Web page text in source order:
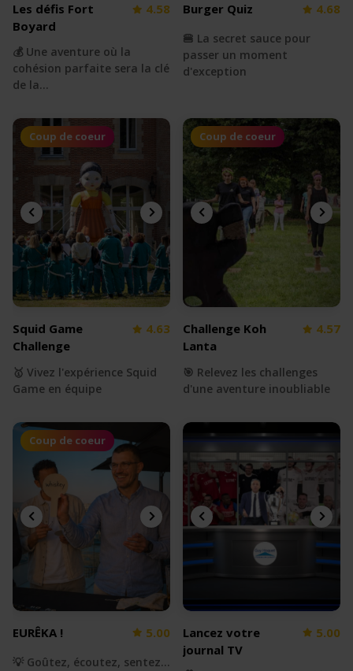
Les défis Fort
Boyard
4.58
💰 Une aventure où la
cohésion parfaite sera la clé
de la…
Burger Quiz 4.68
🍔 La secret sauce pour
passer un moment
d'exception
Coup de coeur
Squid Game
Challenge
4.63
🥇 Vivez l'expérience Squid
Game en équipe
Coup de coeur
Challenge Koh
Lanta
4.57
🎯 Relevez les challenges
d'une aventure inoubliable
Coup de coeur
EURÊKA ! 5.00
💡 Goûtez, écoutez, sentez...
Lancez votre
journal TV
5.00